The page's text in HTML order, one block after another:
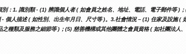
：1. 識別類 - (1) 辨識個人者 ( 如會員之姓名、地址、電話、電子郵件等 )
個人描述 ( 如性別、出生年月日、尺寸等 )。3.社會情況 – (1) 住家及設施
種類及服務之細節等 )；(5) 慈善機構或其他團體之會員資格 ( 如社團法人